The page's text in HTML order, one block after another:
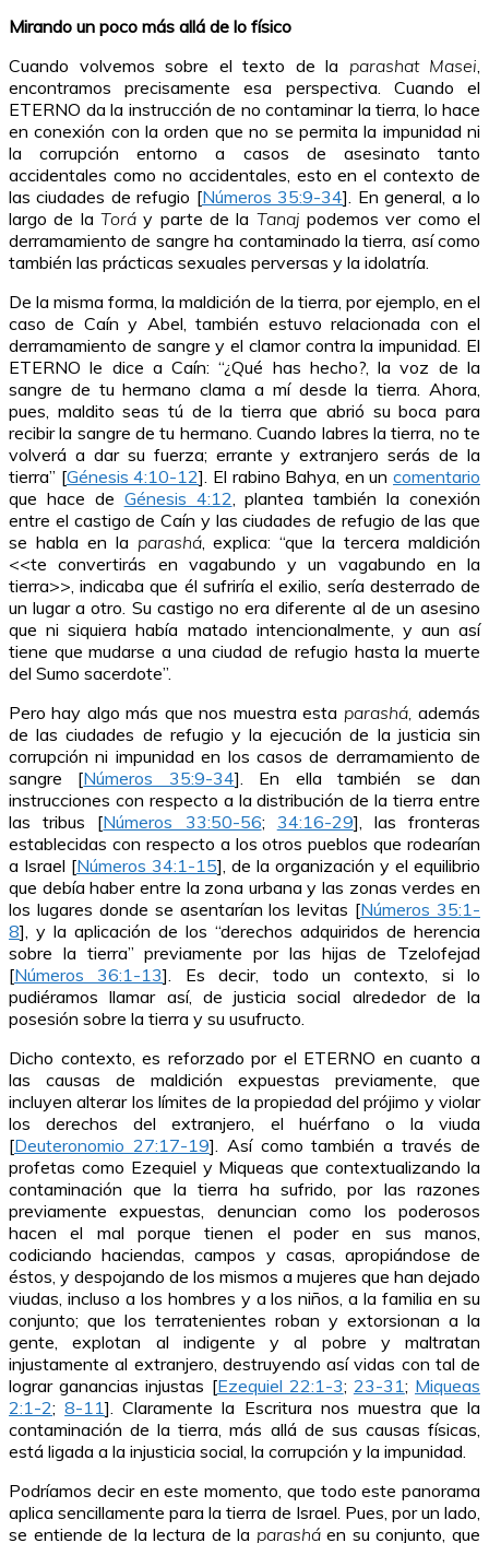
Mirando un poco más allá de lo físico
Cuando volvemos sobre el texto de la parashat Masei,
encontramos precisamente esa perspectiva. Cuando el
ETERNO da la instrucción de no contaminar la tierra, lo hace
en conexión con la orden que no se permita la impunidad ni
la corrupción entorno a casos de asesinato tanto
accidentales como no accidentales, esto en el contexto de
las ciudades de refugio [Números 35:9-34]. En general, a lo
largo de la Torá y parte de la Tanaj podemos ver como el
derramamiento de sangre ha contaminado la tierra, así como
también las prácticas sexuales perversas y la idolatría.
De la misma forma, la maldición de la tierra, por ejemplo, en el
caso de Caín y Abel, también estuvo relacionada con el
derramamiento de sangre y el clamor contra la impunidad. El
ETERNO le dice a Caín: “¿Qué has hecho?, la voz de la
sangre de tu hermano clama a mí desde la tierra. Ahora,
pues, maldito seas tú de la tierra que abrió su boca para
recibir la sangre de tu hermano. Cuando labres la tierra, no te
volverá a dar su fuerza; errante y extranjero serás de la
tierra” [Génesis 4:10-12]. El rabino Bahya, en un comentario
que hace de Génesis 4:12, plantea también la conexión
entre el castigo de Caín y las ciudades de refugio de las que
se habla en la parashá, explica: “que la tercera maldición
<<te convertirás en vagabundo y un vagabundo en la
tierra>>, indicaba que él sufriría el exilio, sería desterrado de
un lugar a otro. Su castigo no era diferente al de un asesino
que ni siquiera había matado intencionalmente, y aun así
tiene que mudarse a una ciudad de refugio hasta la muerte
del Sumo sacerdote”.
Pero hay algo más que nos muestra esta parashá,además
de las ciudades de refugio y la ejecución de la justicia sin
corrupción ni impunidad en los casos de derramamiento de
sangre [Números 35:9-34]. En ella también se dan
instrucciones con respecto a la distribución de la tierra entre
las tribus [Números 33:50-56; 34:16-29], las fronteras
establecidas con respecto a los otros pueblos que rodearían
a Israel [Números 34:1-15], de la organización y el equilibrio
que debía haber entre la zona urbana y las zonas verdes en
los lugares donde se asentarían los levitas [Números 35:1-
8], y la aplicación de los “derechos adquiridos de herencia
sobre la tierra” previamente por las hijas de Tzelofejad
[Números 36:1-13]. Es decir, todo un contexto, si lo
pudiéramos llamar así, de justicia social alrededor de la
posesión sobre la tierra y su usufructo.
Dicho contexto, es reforzado por el ETERNO en cuanto a
las causas de maldición expuestas previamente, que
incluyen alterar los límites de la propiedad del prójimo y violar
los derechos del extranjero, el huérfano o la viuda
[Deuteronomio 27:17-19]. Así como también a través de
profetas como Ezequiel y Miqueas que contextualizando la
contaminación que la tierra ha sufrido, por las razones
previamente expuestas, denuncian como los poderosos
hacen el mal porque tienen el poder en sus manos,
codiciando haciendas, campos y casas, apropiándose de
éstos, y despojando de los mismos a mujeres que han dejado
viudas, incluso a los hombres y a los niños, a la familia en su
conjunto; que los terratenientes roban y extorsionan a la
gente, explotan al indigente y al pobre y maltratan
injustamente al extranjero, destruyendo así vidas con tal de
lograr ganancias injustas [Ezequiel 22:1-3; 23-31; Miqueas
2:1-2;8-11]. Claramente la Escritura nos muestra que la
contaminación de la tierra, más allá de sus causas físicas,
está ligada a la injusticia social, la corrupción y la impunidad.
Podríamos decir en este momento, que todo este panorama
aplica sencillamente para la tierra de Israel. Pues, por un lado,
se entiende de la lectura de la parasháen su conjunto, que